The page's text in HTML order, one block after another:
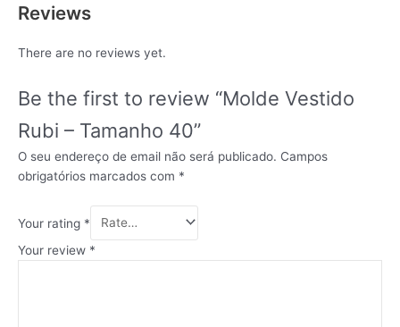
Reviews
There are no reviews yet.
Be the first to review “Molde Vestido
Rubi – Tamanho 40”
O seu endereço de email não será publicado. Campos
obrigatórios marcados com *
Your rating *
Your review *